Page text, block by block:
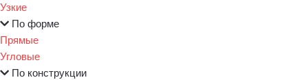
Узкие
По форме
Прямые
Угловые
По конструкции